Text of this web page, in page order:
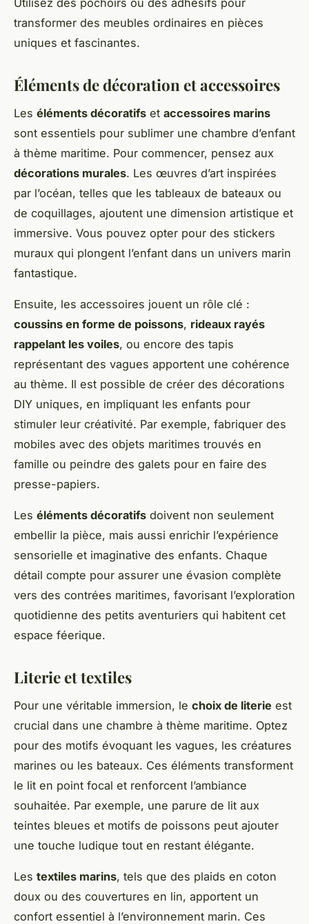
Utilisez des pochoirs ou des adhésifs pour
transformer des meubles ordinaires en pièces
uniques et fascinantes.
Éléments de décoration et accessoires
Les éléments décoratifs et accessoires marins
sont essentiels pour sublimer une chambre d’enfant
à thème maritime. Pour commencer, pensez aux
décorations murales. Les œuvres d’art inspirées
par l’océan, telles que les tableaux de bateaux ou
de coquillages, ajoutent une dimension artistique et
immersive. Vous pouvez opter pour des stickers
muraux qui plongent l’enfant dans un univers marin
fantastique.
Ensuite, les accessoires jouent un rôle clé :
coussins en forme de poissons, rideaux rayés
rappelant les voiles, ou encore des tapis
représentant des vagues apportent une cohérence
au thème. Il est possible de créer des décorations
DIY uniques, en impliquant les enfants pour
stimuler leur créativité. Par exemple, fabriquer des
mobiles avec des objets maritimes trouvés en
famille ou peindre des galets pour en faire des
presse-papiers.
Les éléments décoratifs doivent non seulement
embellir la pièce, mais aussi enrichir l’expérience
sensorielle et imaginative des enfants. Chaque
détail compte pour assurer une évasion complète
vers des contrées maritimes, favorisant l’exploration
quotidienne des petits aventuriers qui habitent cet
espace féerique.
Literie et textiles
Pour une véritable immersion, le choix de literie est
crucial dans une chambre à thème maritime. Optez
pour des motifs évoquant les vagues, les créatures
marines ou les bateaux. Ces éléments transforment
le lit en point focal et renforcent l’ambiance
souhaitée. Par exemple, une parure de lit aux
teintes bleues et motifs de poissons peut ajouter
une touche ludique tout en restant élégante.
Les textiles marins, tels que des plaids en coton
doux ou des couvertures en lin, apportent un
confort essentiel à l’environnement marin. Ces